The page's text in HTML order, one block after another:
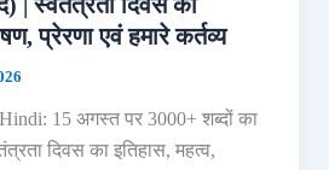
प्रेरणा एवं हमारे कर्तव्य
15 अगस्त पर 3000+ शब्दों का
दिवस का इतिहास, महत्व,